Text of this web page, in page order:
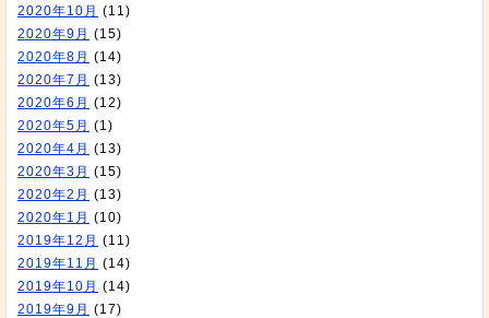
2020年10月 (11)
2020年9月 (15)
2020年8月 (14)
2020年7月 (13)
2020年6月 (12)
2020年5月 (1)
2020年4月 (13)
2020年3月 (15)
2020年2月 (13)
2020年1月 (10)
2019年12月 (11)
2019年11月 (14)
2019年10月 (14)
2019年9月 (17)